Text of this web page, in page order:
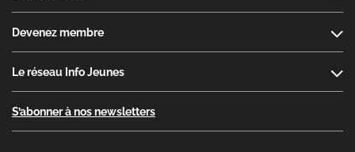
Devenez membre
Le réseau Info Jeunes
S’abonner à nos newsletters